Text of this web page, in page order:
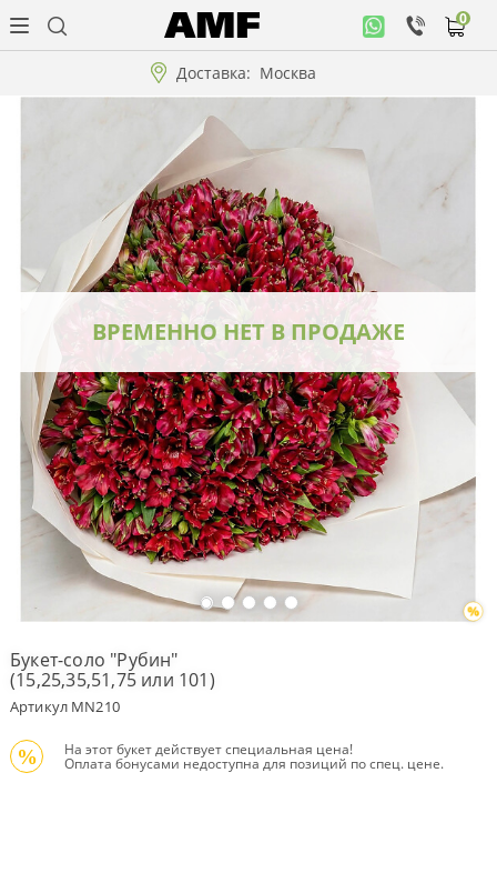
Доставка: Москва
0
кабинет
Музыкальная
Композиции
Коллекции!!!
Розы
Подарки
Оплата
заказа
Условия
Бонусная
программа
Корпоративным
клиентам
ВРЕМЕННО НЕТ В ПРОДАЖЕ
Букет-соло "Рубин"
(15,25,35,51,75 или 101)
Артикул MN210
% На этот букет действует специальная цена!
Оплата бонусами недоступна для позиций по спец. цене.